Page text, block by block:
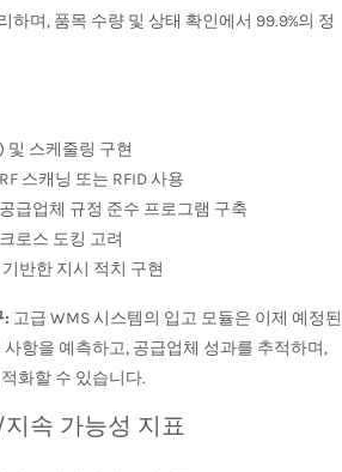
하며, 품목 수량 및 상태 확인에서 99.9%의 정
및 스케줄링 구현
스캐닝 또는 RFID 사용
급업체 규정 준수 프로그램 구축
로스 도킹 고려
반한 지시 적치 구현
: 고급 WMS 시스템의 입고 모듈은 이제 예정된
항을 예측하고, 공급업체 성과를 추적하며,
화할 수 있습니다.
속 가능성 지표